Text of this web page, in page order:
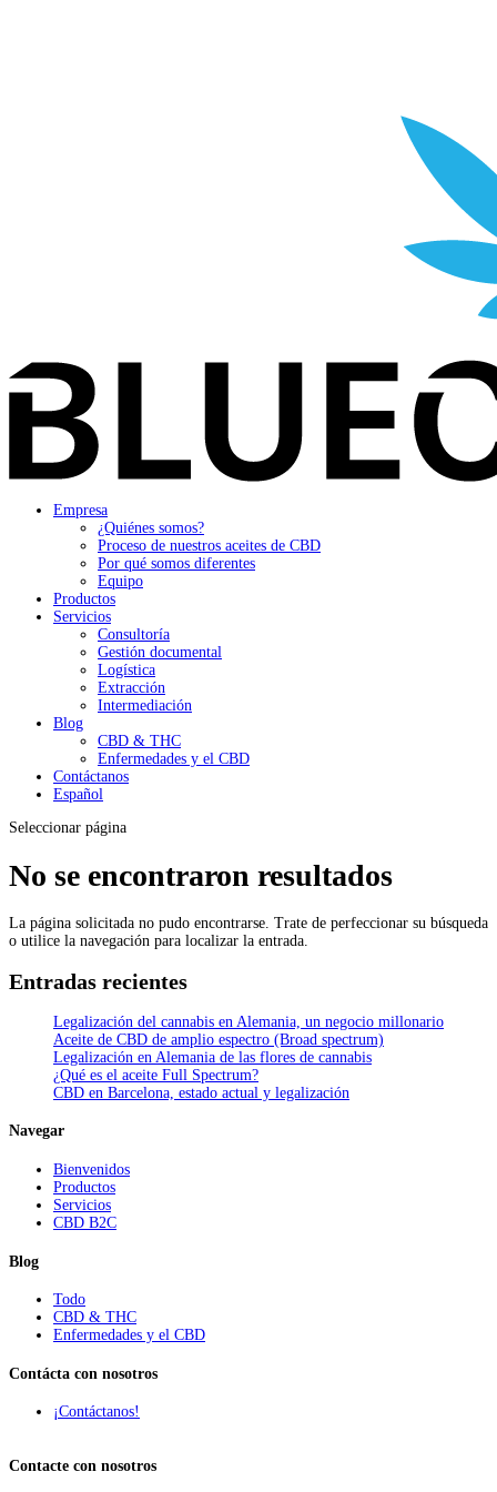
Empresa
¿Quiénes somos?
Proceso de nuestros aceites de CBD
Por qué somos diferentes
Equipo
Productos
Servicios
Consultoría
Gestión documental
Logística
Extracción
Intermediación
Blog
CBD & THC
Enfermedades y el CBD
Contáctanos
Español
Seleccionar página
No se encontraron resultados
La página solicitada no pudo encontrarse. Trate de perfeccionar su búsqueda
o utilice la navegación para localizar la entrada.
Entradas recientes
Legalización del cannabis en Alemania, un negocio millonario
Aceite de CBD de amplio espectro (Broad spectrum)
Legalización en Alemania de las flores de cannabis
¿Qué es el aceite Full Spectrum?
CBD en Barcelona, estado actual y legalización
Navegar
Bienvenidos
Productos
Servicios
CBD B2C
Blog
Todo
CBD & THC
Enfermedades y el CBD
Contácta con nosotros
¡Contáctanos!
Contacte con nosotros